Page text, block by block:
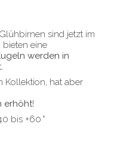
sind jetzt im
eine
werden in
Kollektion, hat aber
erhöht!
bis +60 °